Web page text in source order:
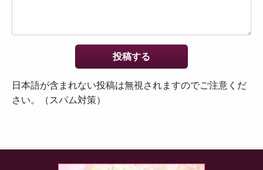
日本語が含まれない投稿は無視されますのでご注意くだ
さい。（スパム対策）